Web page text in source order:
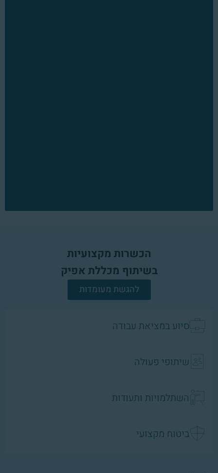
הכשרות מקצועיות
בשיתוף מכללת אפיק
להגשת מעומדות
סיוע במציאת עבודה
שיתופי פעולה
השתלמויות ותעודות
ביטוח מקצועי